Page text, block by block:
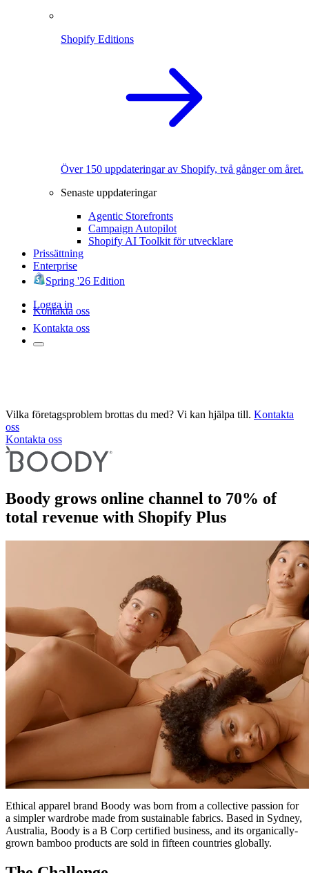
Shopify Editions
Över 150 uppdateringar av Shopify, två gånger om året.
Senaste uppdateringar
Agentic Storefronts
Campaign Autopilot
Shopify AI Toolkit för utvecklare
Prissättning
Enterprise
Spring '26 Edition
Logga in
Kontakta oss
Kontakta oss
Vilka företagsproblem brottas du med? Vi kan hjälpa till. Kontakta
oss
Kontakta oss
Boody grows online channel to 70% of
total revenue with Shopify Plus
Ethical apparel brand Boody was born from a collective passion for
a simpler wardrobe made from sustainable fabrics. Based in Sydney,
Australia, Boody is a B Corp certified business, and its organically-
grown bamboo products are sold in fifteen countries globally.